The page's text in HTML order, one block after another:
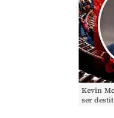
Kevin
ser